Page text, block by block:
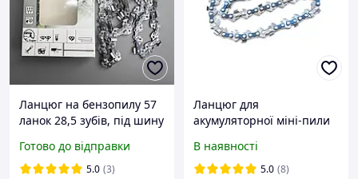
Ланцюг на бензопилу 57
ланок 28,5 зубів, під шину
універсальний для
твердих порід дерева
Готово до відправки
5.0 (3)
Ланцюг для
акумуляторної міні-пили
см)
В наявності
5.0 (8)